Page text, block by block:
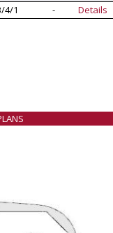
4/1 - Details